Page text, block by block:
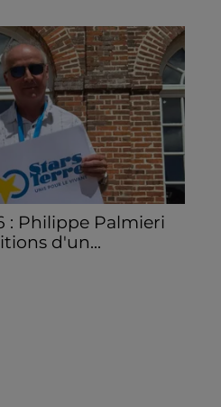
: Philippe Palmieri
d'un...
de la première
organisée du 18 au 20
Château de Courtalain,